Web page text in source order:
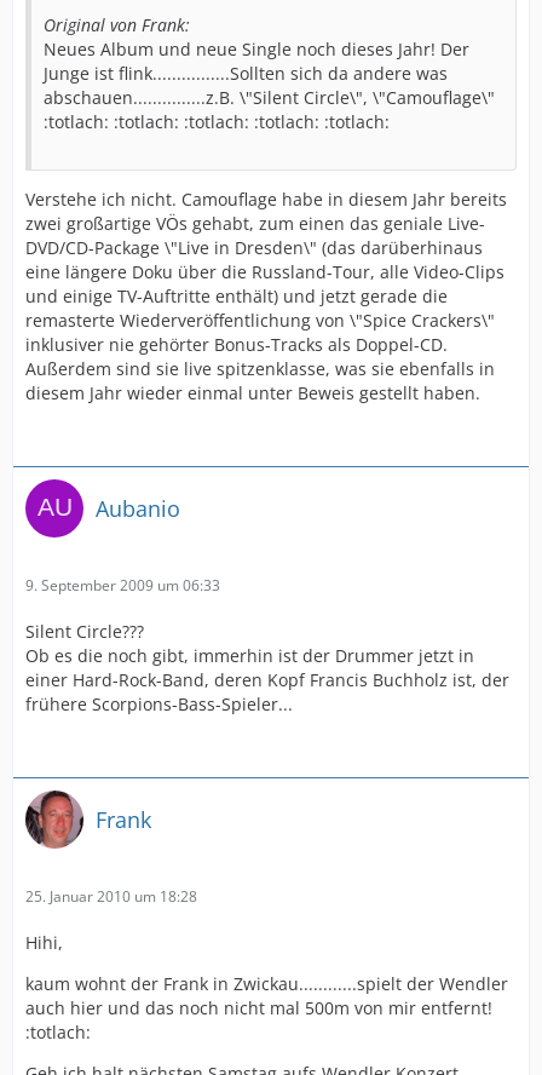
Original von Frank:
Neues Album und neue Single noch dieses Jahr! Der
Junge ist flink................Sollten sich da andere was
abschauen...............z.B. \"Silent Circle\", \"Camouflage\"
:totlach: :totlach: :totlach: :totlach: :totlach:
Verstehe ich nicht. Camouflage habe in diesem Jahr bereits
zwei großartige VÖs gehabt, zum einen das geniale Live-
DVD/CD-Package \"Live in Dresden\" (das darüberhinaus
eine längere Doku über die Russland-Tour, alle Video-Clips
und einige TV-Auftritte enthält) und jetzt gerade die
remasterte Wiederveröffentlichung von \"Spice Crackers\"
inklusiver nie gehörter Bonus-Tracks als Doppel-CD.
Außerdem sind sie live spitzenklasse, was sie ebenfalls in
diesem Jahr wieder einmal unter Beweis gestellt haben.
Aubanio
9. September 2009 um 06:33
Silent Circle???
Ob es die noch gibt, immerhin ist der Drummer jetzt in
einer Hard-Rock-Band, deren Kopf Francis Buchholz ist, der
frühere Scorpions-Bass-Spieler...
Frank
25. Januar 2010 um 18:28
Hihi,
kaum wohnt der Frank in Zwickau............spielt der Wendler
auch hier und das noch nicht mal 500m von mir entfernt!
:totlach: